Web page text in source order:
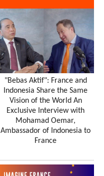
"Bebas Aktif": France and
Indonesia Share the Same
Vision of the World An
Exclusive Interview with
Mohamad Oemar,
Ambassador of Indonesia to
France